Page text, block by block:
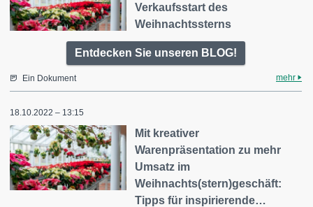
Verkaufsstart des
Weihnachtssterns
Entdecken Sie unseren BLOG!
Ein Dokument mehr
18.10.2022 – 13:15
Mit kreativer
Warenpräsentation zu mehr
Umsatz im
Weihnachts(stern)geschäft:
Tipps für inspirierende…